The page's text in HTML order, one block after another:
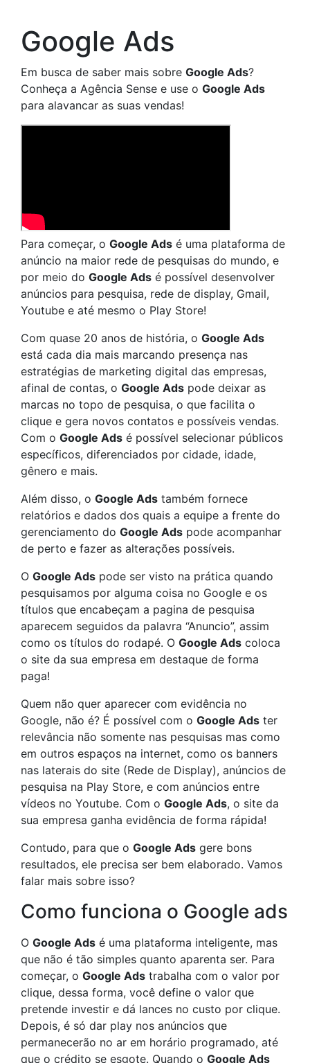
Google Ads
Em busca de saber mais sobre Google Ads?
Conheça a Agência Sense e use o Google Ads
para alavancar as suas vendas!
Para começar, o Google Ads é uma plataforma de
anúncio na maior rede de pesquisas do mundo, e
por meio do Google Ads é possível desenvolver
anúncios para pesquisa, rede de display, Gmail,
Youtube e até mesmo o Play Store!
Com quase 20 anos de história, o Google Ads
está cada dia mais marcando presença nas
estratégias de marketing digital das empresas,
afinal de contas, o Google Ads pode deixar as
marcas no topo de pesquisa, o que facilita o
clique e gera novos contatos e possíveis vendas.
Com o Google Ads é possível selecionar públicos
específicos, diferenciados por cidade, idade,
gênero e mais.
Além disso, o Google Ads também fornece
relatórios e dados dos quais a equipe a frente do
gerenciamento do Google Ads pode acompanhar
de perto e fazer as alterações possíveis.
O Google Ads pode ser visto na prática quando
pesquisamos por alguma coisa no Google e os
títulos que encabeçam a pagina de pesquisa
aparecem seguidos da palavra “Anuncio”, assim
como os títulos do rodapé. O Google Ads coloca
o site da sua empresa em destaque de forma
paga!
Quem não quer aparecer com evidência no
Google, não é? É possível com o Google Ads ter
relevância não somente nas pesquisas mas como
em outros espaços na internet, como os banners
nas laterais do site (Rede de Display), anúncios de
pesquisa na Play Store, e com anúncios entre
vídeos no Youtube. Com o Google Ads, o site da
sua empresa ganha evidência de forma rápida!
Contudo, para que o Google Ads gere bons
resultados, ele precisa ser bem elaborado. Vamos
falar mais sobre isso?
Como funciona o Google ads
O Google Ads é uma plataforma inteligente, mas
que não é tão simples quanto aparenta ser. Para
começar, o Google Ads trabalha com o valor por
clique, dessa forma, você define o valor que
pretende investir e dá lances no custo por clique.
Depois, é só dar play nos anúncios que
permanecerão no ar em horário programado, até
que o crédito se esgote. Quando o Google Ads